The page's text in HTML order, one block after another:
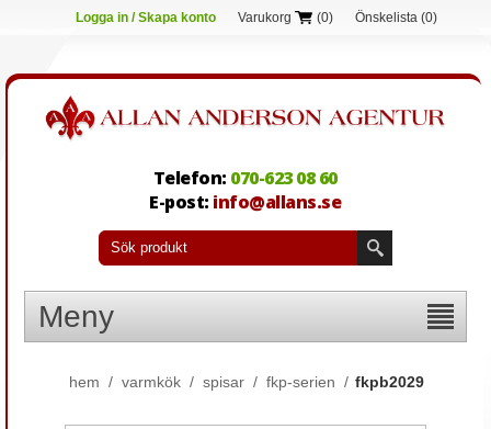
Logga in / Skapa konto Varukorg (0) Önskelista (0)
Telefon: 070-623 08 60
E-post: info@allans.se
Meny
hem / varmkök / spisar / fkp-serien / fkpb2029